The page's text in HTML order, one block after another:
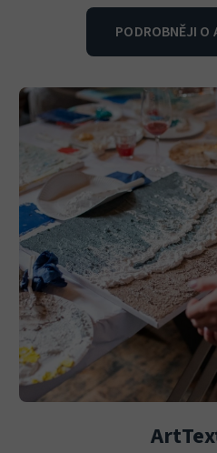
PODROBNĚJI O